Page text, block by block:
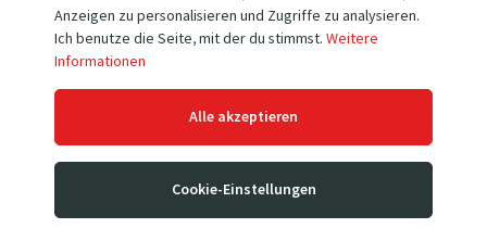
Anzeigen zu personalisieren und Zugriffe zu analysieren.
Ich benutze die Seite, mit der du stimmst. Weitere
Informationen
Alle akzeptieren
Cookie-Einstellungen
Wir bieten diese Räder im Set zu 2 Stück an.
Dieses Bantam-Luftrad mit Kugellagern ist besonders
für den Transport von Lasten über 150 kg. Die Kugellager sind
Bestandteil der Lieferung.